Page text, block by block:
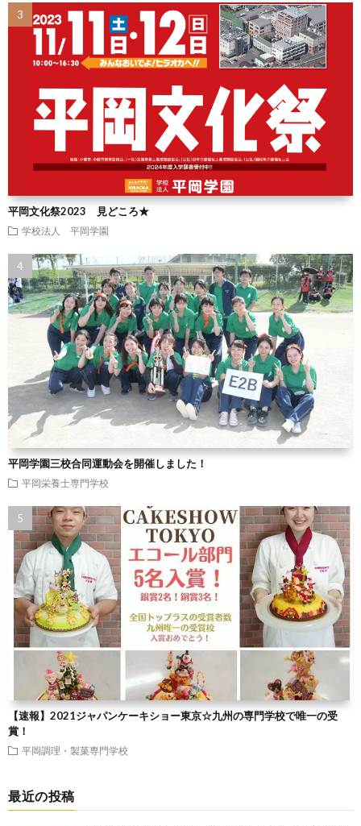
平岡文化祭2023 見どころ★
学校法人 平岡学園
平岡学園三校合同運動会を開催しました！
平岡栄養士専門学校
【速報】2021ジャパンケーキショー東京☆九州の専門学校で唯一の受
賞！
平岡調理・製菓専門学校
最近の投稿